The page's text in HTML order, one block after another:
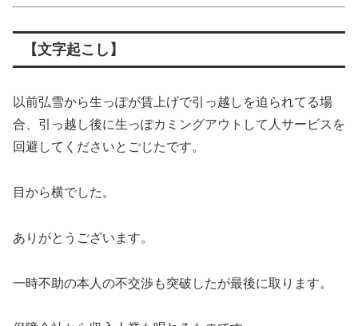
【文字起こし】
以前弘雪から生っぽが賃上げで引っ越しを迫られてる場
合、引っ越し後に生っぽカミングアウトして人サービスを
回避してくださいとごじたです。
目から横でした。
ありがとうございます。
一時不助の本人の不交渉も突破したが最後に取ります。